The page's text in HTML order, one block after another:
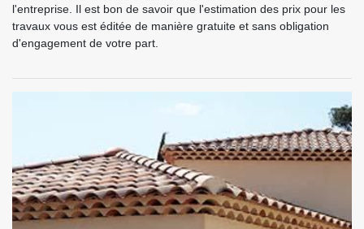
l'entreprise. Il est bon de savoir que l'estimation des prix pour les
travaux vous est éditée de manière gratuite et sans obligation
d'engagement de votre part.